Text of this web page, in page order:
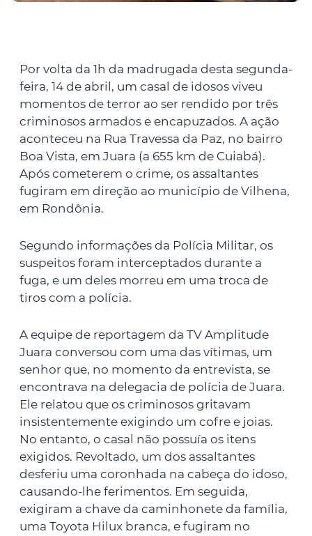
Por volta da 1h da madrugada desta segunda-
feira, 14 de abril, um casal de idosos viveu
momentos de terror ao ser rendido por três
criminosos armados e encapuzados. A ação
aconteceu na Rua Travessa da Paz, no bairro
Boa Vista, em Juara (a 655 km de Cuiabá).
Após cometerem o crime, os assaltantes
fugiram em direção ao município de Vilhena,
em Rondônia.
Segundo informações da Polícia Militar, os
suspeitos foram interceptados durante a
fuga, e um deles morreu em uma troca de
tiros com a polícia.
A equipe de reportagem da TV Amplitude
Juara conversou com uma das vítimas, um
senhor que, no momento da entrevista, se
encontrava na delegacia de polícia de Juara.
Ele relatou que os criminosos gritavam
insistentemente exigindo um cofre e joias.
No entanto, o casal não possuía os itens
exigidos. Revoltado, um dos assaltantes
desferiu uma coronhada na cabeça do idoso,
causando-lhe ferimentos. Em seguida,
exigiram a chave da caminhonete da família,
uma Toyota Hilux branca, e fugiram no